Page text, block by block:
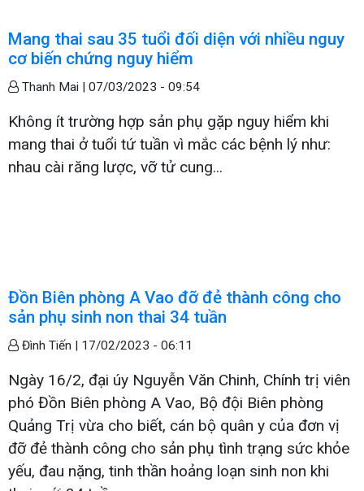
Mang thai sau 35 tuổi đối diện với nhiều nguy
cơ biến chứng nguy hiểm
Thanh Mai | 07/03/2023 - 09:54
Không ít trường hợp sản phụ gặp nguy hiểm khi
mang thai ở tuổi tứ tuần vì mắc các bệnh lý như:
nhau cài răng lược, vỡ tử cung...
Đồn Biên phòng A Vao đỡ đẻ thành công cho
sản phụ sinh non thai 34 tuần
Đình Tiến | 17/02/2023 - 06:11
Ngày 16/2, đại úy Nguyễn Văn Chinh, Chính trị viên
phó Đồn Biên phòng A Vao, Bộ đội Biên phòng
Quảng Trị vừa cho biết, cán bộ quân y của đơn vị
đỡ đẻ thành công cho sản phụ tình trạng sức khỏe
yếu, đau nặng, tinh thần hoảng loạn sinh non khi